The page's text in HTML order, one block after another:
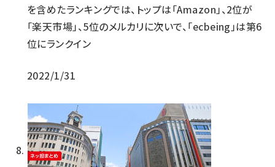
を含めたランキングでは、トップは「Amazon」、2位が
「楽天市場」、5位のメルカリに次いで、「ecbeing」は第6
位にランクイン
2022/1/31